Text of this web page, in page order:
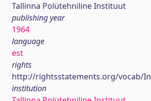
Tallinna Polütehniline Instituut
publishing year
1964
language
est
rights
http://rightsstatements.org/vocab/
institution